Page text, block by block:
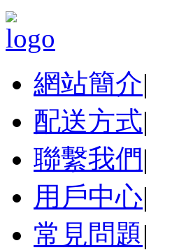
網站簡介|
配送方式|
聯繫我們|
用戶中心|
常見問題|